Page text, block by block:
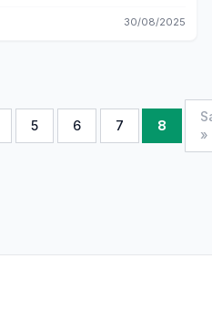
30/08/2025
5 6 7 8
»